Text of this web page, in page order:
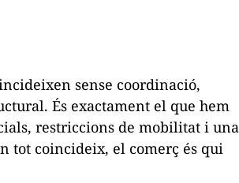
sense coordinació,
És exactament el que hem
restriccions de mobilitat i una
tot coincideix, el comerç és qui